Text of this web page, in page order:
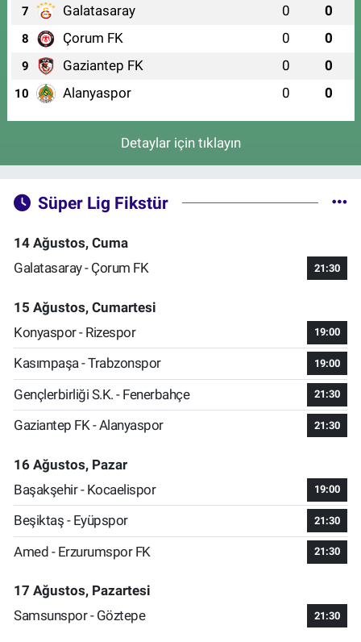
7 Galatasaray 0 0
8 Çorum FK 0 0
9 Gaziantep FK 0 0
10 Alanyaspor 0 0
Detaylar için tıklayın
Süper Lig Fikstür
14 Ağustos, Cuma
Galatasaray - Çorum FK
21:30
15 Ağustos, Cumartesi
Konyaspor - Rizespor
19:00
Kasımpaşa - Trabzonspor 19:00
Gençlerbirliği S.K. - Fenerbahçe 21:30
Gaziantep FK - Alanyaspor 21:30
16 Ağustos, Pazar
Başakşehir - Kocaelispor
19:00
Beşiktaş - Eyüpspor 21:30
Amed - Erzurumspor FK 21:30
17 Ağustos, Pazartesi
Samsunspor - Göztepe
21:30